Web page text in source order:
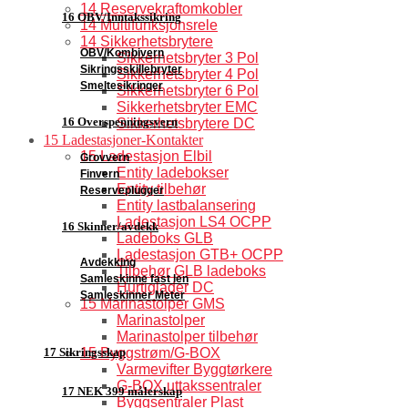
16 OBV/Inntakssikring
OBV/Kombivern
Sikringsskillebryter
Smeltesikringer
16 Overspenningsvern
Grovvern
Finvern
Reserveplugger
16 Skinner/avdekk
Avdekking
Samleskinne fast len
Samleskinner Meter
17 Sikringsskap
17 NEK 399 målerskap
14 Reservekraftomkobler
14 Multifunksjonsrele
14 Sikkerhetsbrytere
Sikkerhetsbryter 3 Pol
Sikkerhetsbryter 4 Pol
Sikkerhetsbryter 6 Pol
Sikkerhetsbryter EMC
Sikkerhetsbrytere DC
15 Ladestasjoner-Kontakter
15 Ladestasjon Elbil
Entity ladebokser
Entity tilbehør
Entity lastbalansering
Ladestasjon LS4 OCPP
Ladeboks GLB
Ladestasjon GTB+ OCPP
Tilbehør GLB ladeboks
Hurtiglader DC
15 Marinastolper GMS
Marinastolper
Marinastolper tilbehør
15 Byggstrøm/G-BOX
Varmevifter Byggtørkere
G-BOX uttakssentraler
Byggsentraler Plast